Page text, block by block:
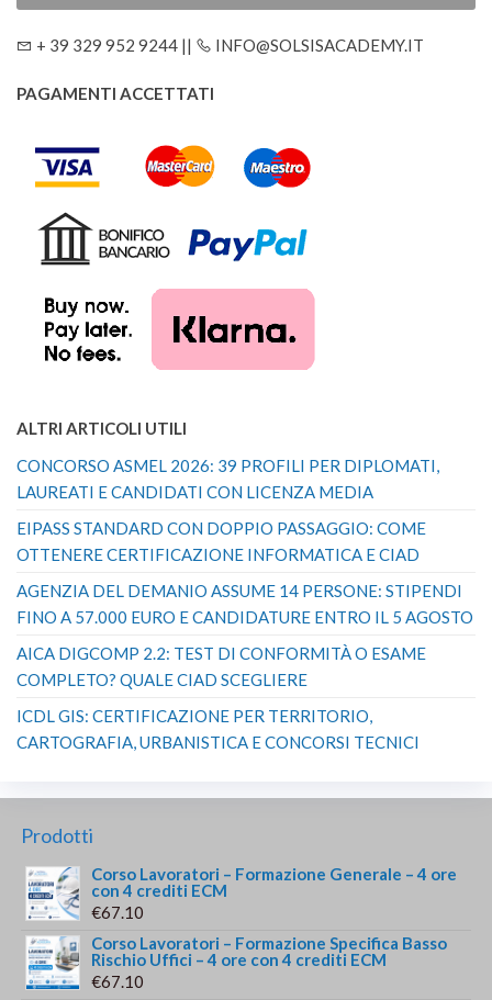
+ 39 329 952 9244 || INFO@SOLSISACADEMY.IT
PAGAMENTI ACCETTATI
ALTRI ARTICOLI UTILI
CONCORSO ASMEL 2026: 39 PROFILI PER DIPLOMATI,
LAUREATI E CANDIDATI CON LICENZA MEDIA
EIPASS STANDARD CON DOPPIO PASSAGGIO: COME
OTTENERE CERTIFICAZIONE INFORMATICA E CIAD
AGENZIA DEL DEMANIO ASSUME 14 PERSONE: STIPENDI
FINO A 57.000 EURO E CANDIDATURE ENTRO IL 5 AGOSTO
AICA DIGCOMP 2.2: TEST DI CONFORMITÀ O ESAME
COMPLETO? QUALE CIAD SCEGLIERE
ICDL GIS: CERTIFICAZIONE PER TERRITORIO,
CARTOGRAFIA, URBANISTICA E CONCORSI TECNICI
Prodotti
Corso Lavoratori – Formazione Generale – 4 ore
con 4 crediti ECM
€67.10
Corso Lavoratori – Formazione Specifica Basso
Rischio Uffici – 4 ore con 4 crediti ECM
€67.10